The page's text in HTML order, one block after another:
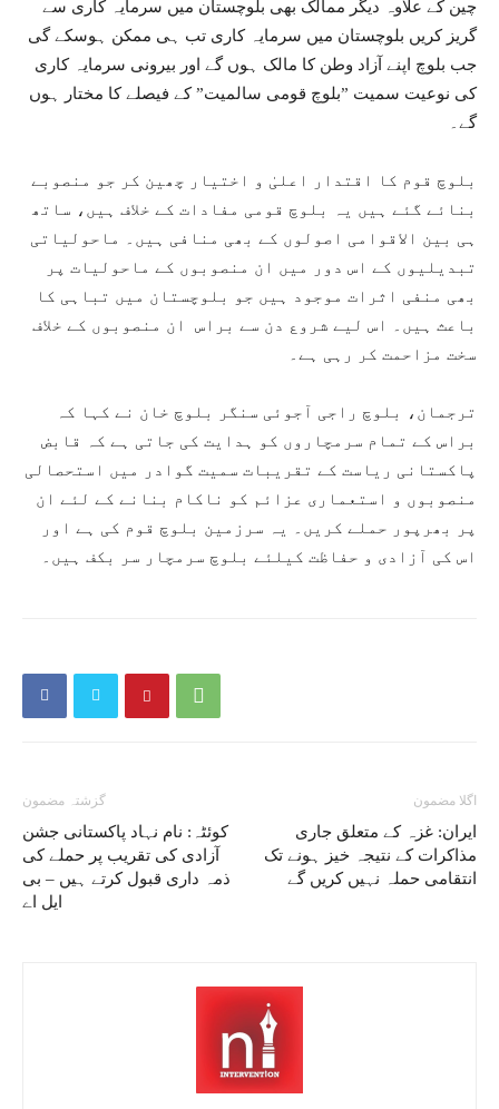
چین کے علاوہ دیگر ممالک بھی بلوچستان میں سرمایہ کاری سے
گریز کریں بلوچستان میں سرمایہ کاری تب ہی ممکن ہوسکے گی
جب بلوچ اپنے آزاد وطن کا مالک ہوں گے اور بیرونی سرمایہ کاری
کی نوعیت سمیت ”بلوچ قومی سالمیت” کے فیصلے کا مختار ہوں
گے۔
بلوچ قوم کا اقتدار اعلیٰ و اختیار چھین کر جو منصوبے
بنائے گئے ہیں یہ بلوچ قومی مفادات کے خلاف ہیں، ساتھ
ہی بین الاقوامی اصولوں کے بھی منافی ہیں۔ ماحولیاتی
تبدیلیوں کے اس دور میں ان منصوبوں کے ماحولیات پر
بھی منفی اثرات موجود ہیں جو بلوچستان میں تباہی کا
باعث ہیں۔ اس لیے شروع دن سے براس ان منصوبوں کے خلاف
سخت مزاحمت کر رہی ہے۔
براس کے تمام سرمچاروں کو ہدایت کی جاتی ہے کہ قابض
پاکستانی ریاست کے تقریبات سمیت گوادر میں استحصالی
منصوبوں و استعماری عزائم کو ناکام بنانے کے لئے ان
پر بھرپور حملے کریں۔ یہ سرزمین بلوچ قوم کی ہے اور
اس کی آزادی و حفاظت کیلئے بلوچ سرمچار سر بکف ہیں۔
گزشتہ مضمون
کوئٹہ: نام نہاد پاکستانی جشن
آزادی کی تقریب پر حملے کی
ذمہ داری قبول کرتے ہیں – بی
ایل اے
اگلا مضمون
ایران: غزہ کے متعلق جاری
مذاکرات کے نتیجہ خیز ہونے تک
انتقامی حملہ نہیں کریں گے